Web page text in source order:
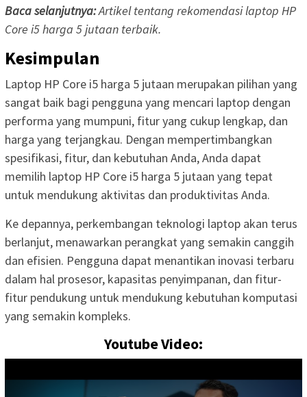
Baca selanjutnya:Artikel tentang rekomendasi laptop HP
Core i5 harga 5 jutaan terbaik.
Kesimpulan
Laptop HP Core i5 harga 5 jutaan merupakan pilihan yang
sangat baik bagi pengguna yang mencari laptop dengan
performa yang mumpuni, fitur yang cukup lengkap, dan
harga yang terjangkau. Dengan mempertimbangkan
spesifikasi, fitur, dan kebutuhan Anda, Anda dapat
memilih laptop HP Core i5 harga 5 jutaan yang tepat
untuk mendukung aktivitas dan produktivitas Anda.
Ke depannya, perkembangan teknologi laptop akan terus
berlanjut, menawarkan perangkat yang semakin canggih
dan efisien. Pengguna dapat menantikan inovasi terbaru
dalam hal prosesor, kapasitas penyimpanan, dan fitur-
fitur pendukung untuk mendukung kebutuhan komputasi
yang semakin kompleks.
Youtube Video: